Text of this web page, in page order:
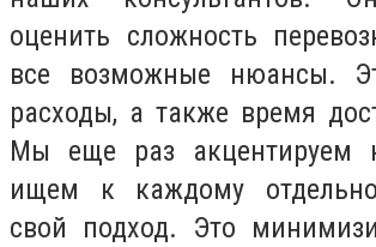
оценить сложность
все возможные нюансы.
расходы, а также время
Мы еще раз акцентируем
ищем к каждому
свой подход. Это